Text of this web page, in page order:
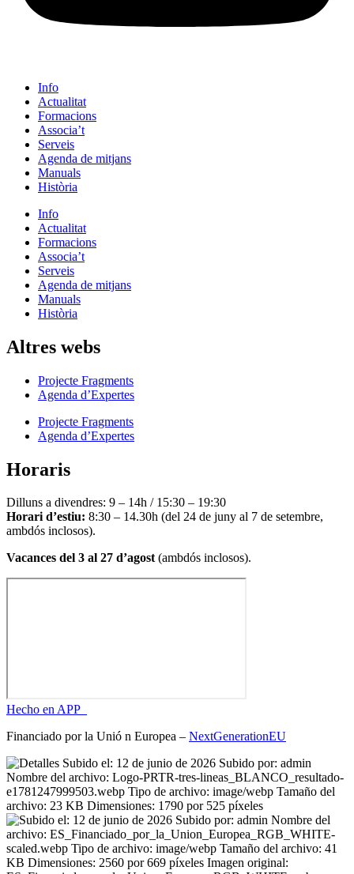
Info
Actualitat
Formacions
Associa’t
Serveis
Agenda de mitjans
Manuals
Història
Info
Actualitat
Formacions
Associa’t
Serveis
Agenda de mitjans
Manuals
Història
Altres webs
Projecte Fragments
Agenda d’Expertes
Projecte Fragments
Agenda d’Expertes
Horaris
Dilluns a divendres: 9 – 14h / 15:30 – 19:30
Horari d’estiu: 8:30 – 14.30h (del 24 de juny al 7 de setembre,
ambdós inclosos).
Vacances del 3 al 27 d’agost(ambdós inclosos).
Hecho en APP_
Financiado por la Unió n Europea – NextGenerationEU